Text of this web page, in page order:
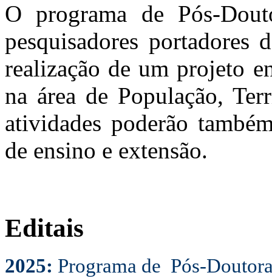
O programa de Pós-
pesquisadores
realização de um projeto
na área de População,
atividades poderão
de ensino e extensão.
Editais
2025: Programa de Pós-